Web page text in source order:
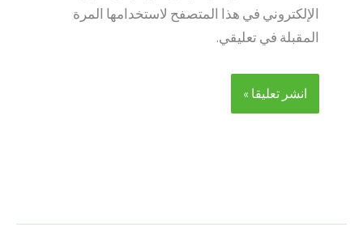
الإلكتروني في هذا المتصفح لاستخدامها المرة
المقبلة في تعليقي.